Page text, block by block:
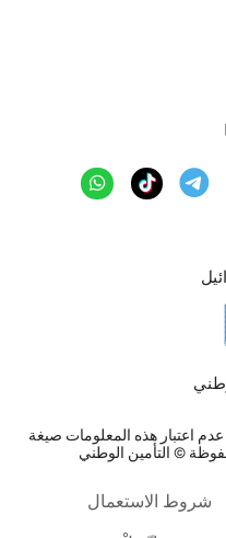
اعتبار هذه المعلومات صيغة
© التأمين الوطني
شروط الاستعمال